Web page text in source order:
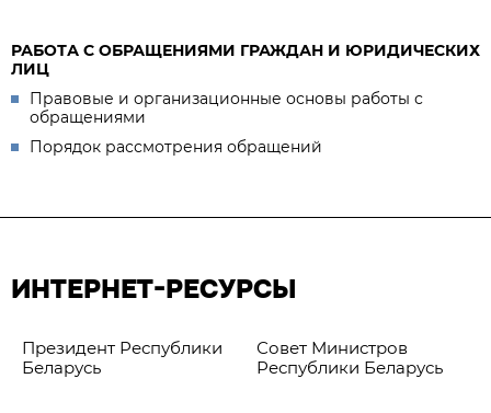
РАБОТА С ОБРАЩЕНИЯМИ ГРАЖДАН И ЮРИДИЧЕСКИХ
ЛИЦ
Правовые и организационные основы работы с
обращениями
Порядок рассмотрения обращений
ИНТЕРНЕТ-РЕСУРСЫ
Президент Республики
Беларусь
Совет Министров
Республики Беларусь